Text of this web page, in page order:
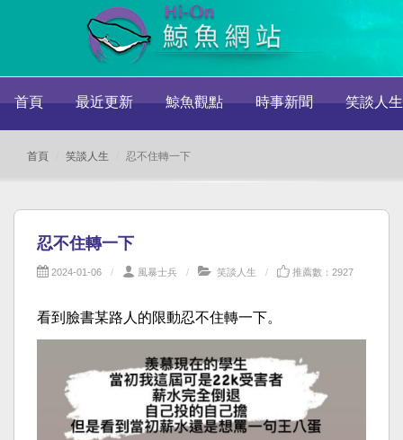
首頁 最近更新 鯨魚觀點 時事新聞 笑談人生
首頁 笑談人生 忍不住轉一下
忍不住轉一下
2024-01-06 風暴士兵 笑談人生 推薦數：2927
看到臉書某路人的限動忍不住轉一下。